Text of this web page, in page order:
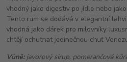
vhodný jako digestiv po jídle nebo
Tento rum se dodává v elegantní
vhodná jako dárek pro milovníky
chtějí ochutnat jedinečnou chuť
Vůně: javorový sirup, pomerančová